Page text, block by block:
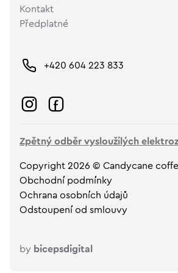
Kontakt
Předplatné
+420 604 223 833
Zpětný odběr vysloužilých
Copyright 2026 © Candycane
Obchodní podmínky
Ochrana osobních údajů
Odstoupení od smlouvy
by bicepsdigital